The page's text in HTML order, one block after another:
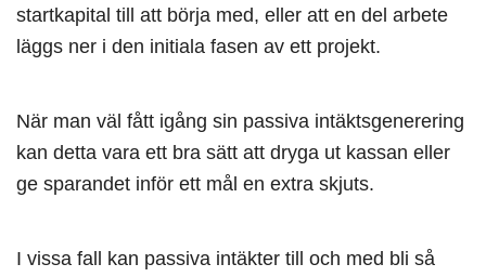
startkapital till att börja med, eller att en del arbete
läggs ner i den initiala fasen av ett projekt.
När man väl fått igång sin passiva intäktsgenerering
kan detta vara ett bra sätt att dryga ut kassan eller
ge sparandet inför ett mål en extra skjuts.
I vissa fall kan passiva intäkter till och med bli så